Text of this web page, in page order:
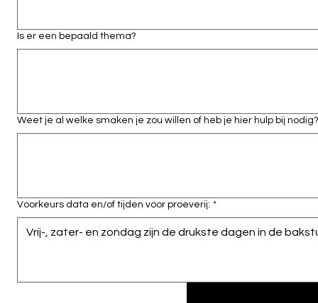
Is er een bepaald thema?
Weet je al welke smaken je zou willen of heb je hier hulp bij nodig?
Voorkeurs data en/of tijden voor proeverij: *